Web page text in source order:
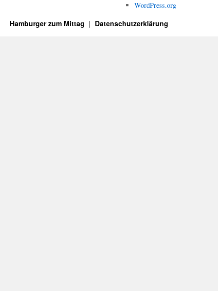
WordPress.org
Hamburger zum Mittag Datenschutzerklärung